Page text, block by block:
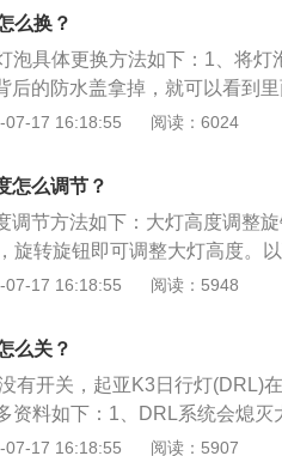
灯的状态下，开启玻璃水开关
，关闭大灯即可。6、自适应大
的按键，能开启自适应大灯。
墙上胶带中间即可。5、继续调
确保调整正确性，测量墙上光
么换？
泡具体更换方法如下：1、将
后的防水盖拿掉，就可以看到
型的灯泡还带有塑料底座。2、
露出来的灯泡儿了。逆时针旋
说明已经到头，可以轻轻的拿出
位，捏住两边的钢丝卡簧往里
将灯泡电源插上，即可完成更
07-17 16:18:55 阅读：6024
怎么调节？
调节方法如下：大灯高度调整
旋转旋钮即可调整大灯高度。
或者水珠等，常常会使得在晚
1468mm，轴距为2705mm。悬
梁式非独立悬架。
07-17 16:18:55 阅读：5948
么关？
有开关，起亚K3日行灯(DRL)
资料如下：1、DRL系统会熄
行灯采用的是LED光源，车外
07-17 16:18:55 阅读：5907